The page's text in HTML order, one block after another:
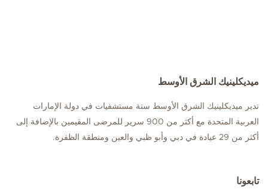
ميديكلينيك الشرق الأوسط
تدير ميديكلينيك الشرق الأوسط ستة مستشفيات في دولة الإمارات
العربية المتحدة مع أكثر من 900 سرير للمرضى المقيمين بالإضافة إلى
أكثر من 29 عيادة في دبي وأبو ظبي والعين ومنطقة الظفرة.
تابعونا